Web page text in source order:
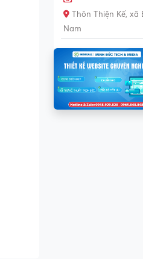
Thôn Thiện Kế, xã
Nam